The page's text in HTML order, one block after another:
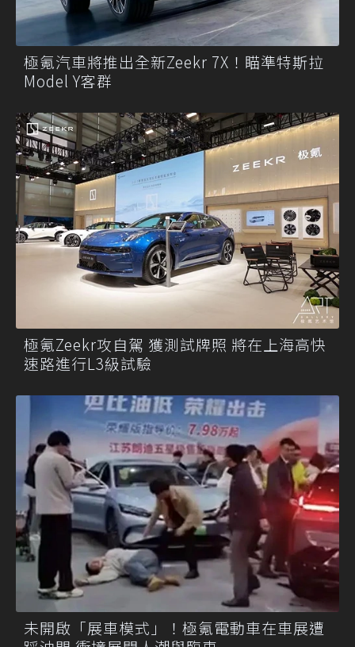
極氪汽車將推出全新Zeekr 7X！瞄準特斯拉
Model Y客群
極氪Zeekr攻自駕 獲測試牌照 將在上海高快
速路進行L3級試驗
未開啟「展車模式」！極氪電動車在車展遭